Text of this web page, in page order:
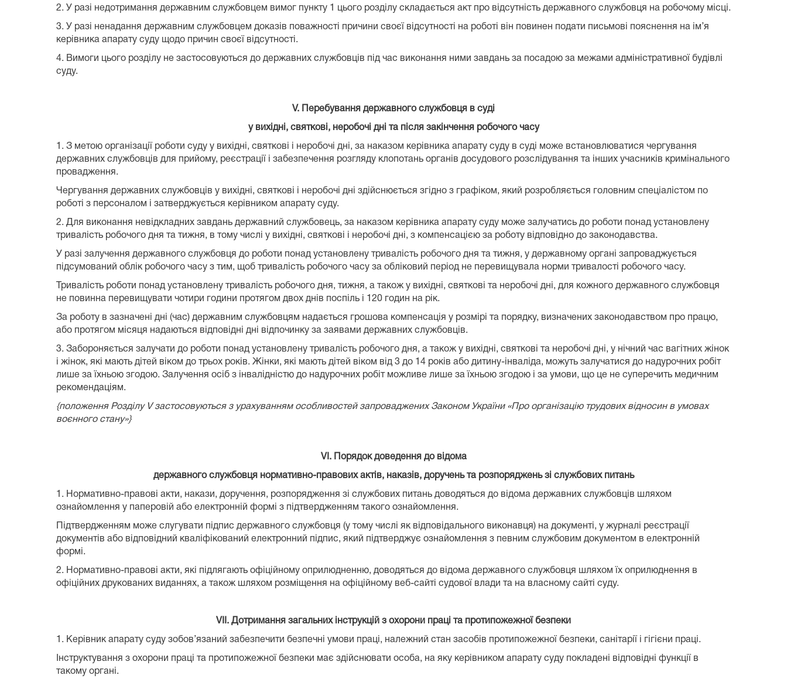
2. У разі недотримання державним службовцем вимог пункту 1 цього розділу складається акт про відсутність державного службовця на робочому місці.
3. У разі ненадання державним службовцем доказів поважності причини своєї відсутності на роботі він повинен подати письмові пояснення на ім’я
керівника апарату суду щодо причин своєї відсутності.
4. Вимоги цього розділу не застосовуються до державних службовців під час виконання ними завдань за посадою за межами адміністративної будівлі
суду.
V. Перебування державного службовця в суді
у вихідні, святкові, неробочі дні та після закінчення робочого часу
1. З метою організації роботи суду у вихідні, святкові і неробочі дні, за наказом керівника апарату суду в суді може встановлюватися чергування
державних службовців для прийому, реєстрації і забезпечення розгляду клопотань органів досудового розслідування та інших учасників кримінального
провадження.
Чергування державних службовців у вихідні, святкові і неробочі дні здійснюється згідно з графіком, який розробляється головним спеціалістом по
роботі з персоналом і затверджується керівником апарату суду.
2. Для виконання невідкладних завдань державний службовець, за наказом керівника апарату суду може залучатись до роботи понад установлену
тривалість робочого дня та тижня, в тому числі у вихідні, святкові і неробочі дні, з компенсацією за роботу відповідно до законодавства.
У разі залучення державного службовця до роботи понад установлену тривалість робочого дня та тижня, у державному органі запроваджується
підсумований облік робочого часу з тим, щоб тривалість робочого часу за обліковий період не перевищувала норми тривалості робочого часу.
Тривалість роботи понад установлену тривалість робочого дня, тижня, а також у вихідні, святкові та неробочі дні, для кожного державного службовця
не повинна перевищувати чотири години протягом двох днів поспіль і 120 годин на рік.
За роботу в зазначені дні (час) державним службовцям надається грошова компенсація у розмірі та порядку, визначених законодавством про працю,
або протягом місяця надаються відповідні дні відпочинку за заявами державних службовців.
3. Забороняється залучати до роботи понад установлену тривалість робочого дня, а також у вихідні, святкові та неробочі дні, у нічний час вагітних жінок
і жінок, які мають дітей віком до трьох років. Жінки, які мають дітей віком від 3 до 14 років або дитину-інваліда, можуть залучатися до надурочних робіт
лише за їхньою згодою. Залучення осіб з інвалідністю до надурочних робіт можливе лише за їхньою згодою і за умови, що це не суперечить медичним
рекомендаціям.
{положення Розділу V застосовуються з урахуванням особливостей запроваджених Законом України «Про організацію трудових відносин в умовах
воєнного стану»}
VІ. Порядок доведення до відома
державного службовця нормативно-правових актів, наказів, доручень та розпоряджень зі службових питань
1. Нормативно-правові акти, накази, доручення, розпорядження зі службових питань доводяться до відома державних службовців шляхом
ознайомлення у паперовій або електронній формі з підтвердженням такого ознайомлення.
Підтвердженням може слугувати підпис державного службовця (у тому числі як відповідального виконавця) на документі, у журналі реєстрації
документів або відповідний кваліфікований електронний підпис, який підтверджує ознайомлення з певним службовим документом в електронній
формі.
2. Нормативно-правові акти, які підлягають офіційному оприлюдненню, доводяться до відома державного службовця шляхом їх оприлюднення в
офіційних друкованих виданнях, а також шляхом розміщення на офіційному веб-сайті судової влади та на власному сайті суду.
VІІ. Дотримання загальних інструкцій з охорони праці та протипожежної безпеки
1. Керівник апарату суду зобов’язаний забезпечити безпечні умови праці, належний стан засобів протипожежної безпеки, санітарії і гігієни праці.
Інструктування з охорони праці та протипожежної безпеки має здійснювати особа, на яку керівником апарату суду покладені відповідні функції в
такому органі.